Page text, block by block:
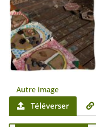
Autre image
Téléverser